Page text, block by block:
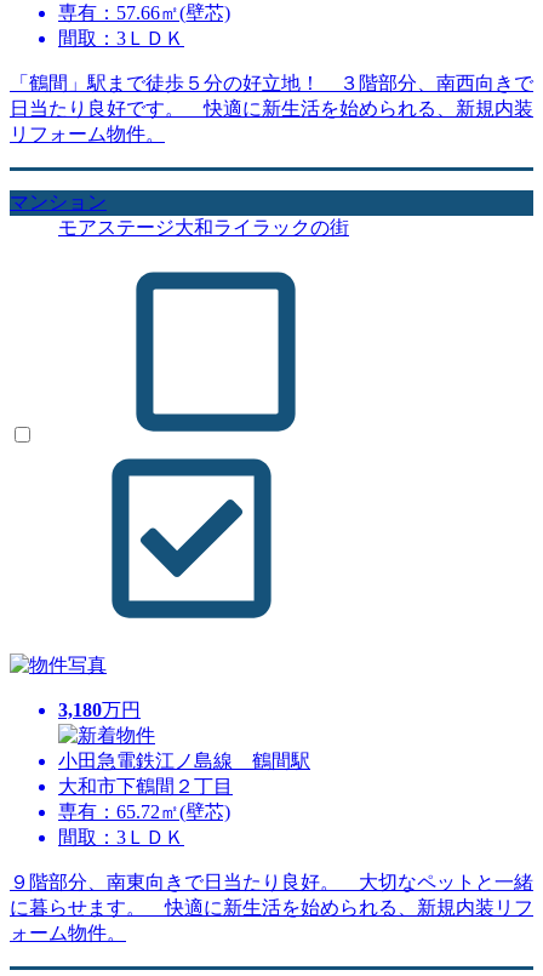
専有：57.66㎡(壁芯)
間取：3ＬＤＫ
「鶴間」駅まで徒歩５分の好立地！ ３階部分、南西向きで
日当たり良好です。 快適に新生活を始められる、新規内装
リフォーム物件。
マンション
モアステージ大和ライラックの街
3,180万円
小田急電鉄江ノ島線 鶴間駅
大和市下鶴間２丁目
専有：65.72㎡(壁芯)
間取：3ＬＤＫ
９階部分、南東向きで日当たり良好。 大切なペットと一緒
に暮らせます。 快適に新生活を始められる、新規内装リフ
ォーム物件。